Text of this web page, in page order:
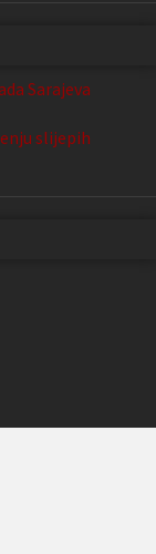
Sarajeva
slijepih